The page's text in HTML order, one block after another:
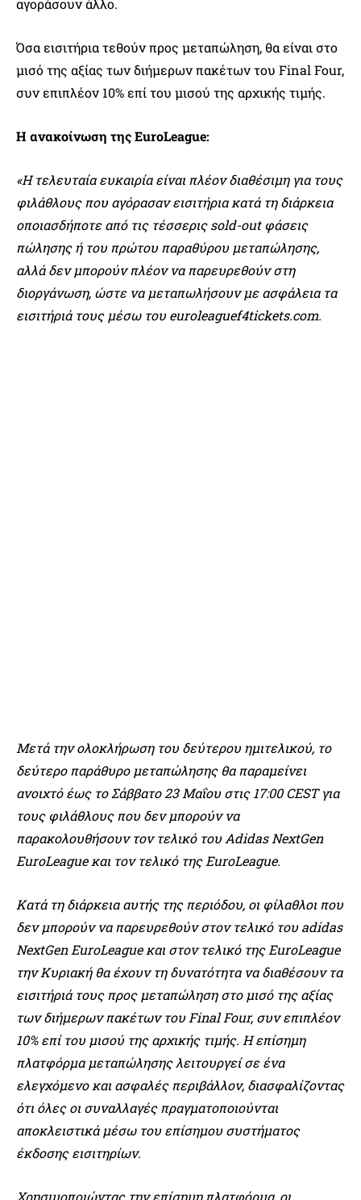
αγοράσουν άλλο.
Όσα εισιτήρια τεθούν προς μεταπώληση, θα είναι στο
μισό της αξίας των διήμερων πακέτων του Final Four,
συν επιπλέον 10% επί του μισού της αρχικής τιμής.
Η ανακοίνωση της EuroLeague:
«Η τελευταία ευκαιρία είναι πλέον διαθέσιμη για τους
φιλάθλους που αγόρασαν εισιτήρια κατά τη διάρκεια
οποιασδήποτε από τις τέσσερις sold-out φάσεις
πώλησης ή του πρώτου παραθύρου μεταπώλησης,
αλλά δεν μπορούν πλέον να παρευρεθούν στη
διοργάνωση, ώστε να μεταπωλήσουν με ασφάλεια τα
εισιτήριά τους μέσω του euroleaguef4tickets.com.
Μετά την ολοκλήρωση του δεύτερου ημιτελικού, το
δεύτερο παράθυρο μεταπώλησης θα παραμείνει
ανοιχτό έως το Σάββατο 23 Μαΐου στις 17:00 CEST για
τους φιλάθλους που δεν μπορούν να
παρακολουθήσουν τον τελικό του Adidas NextGen
EuroLeague και τον τελικό της EuroLeague.
Κατά τη διάρκεια αυτής της περιόδου, οι φίλαθλοι που
δεν μπορούν να παρευρεθούν στον τελικό του adidas
NextGen EuroLeague και στον τελικό της EuroLeague
την Κυριακή θα έχουν τη δυνατότητα να διαθέσουν τα
εισιτήριά τους προς μεταπώληση στο μισό της αξίας
των διήμερων πακέτων του Final Four, συν επιπλέον
10% επί του μισού της αρχικής τιμής. Η επίσημη
πλατφόρμα μεταπώλησης λειτουργεί σε ένα
ελεγχόμενο και ασφαλές περιβάλλον, διασφαλίζοντας
ότι όλες οι συναλλαγές πραγματοποιούνται
αποκλειστικά μέσω του επίσημου συστήματος
έκδοσης εισιτηρίων.
Χρησιμοποιώντας την επίσημη πλατφόρμα, οι